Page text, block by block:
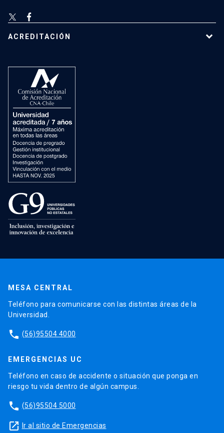
ACREDITACIÓN
MESA CENTRAL
Teléfono para comunicarse con las distintas áreas de la
Universidad.
phone (56)95504 4000
EMERGENCIAS UC
Teléfono en caso de accidente o situación que ponga en
riesgo tu vida dentro de algún campus.
phone (56)95504 5000
launch Ir al sitio de Emergencias